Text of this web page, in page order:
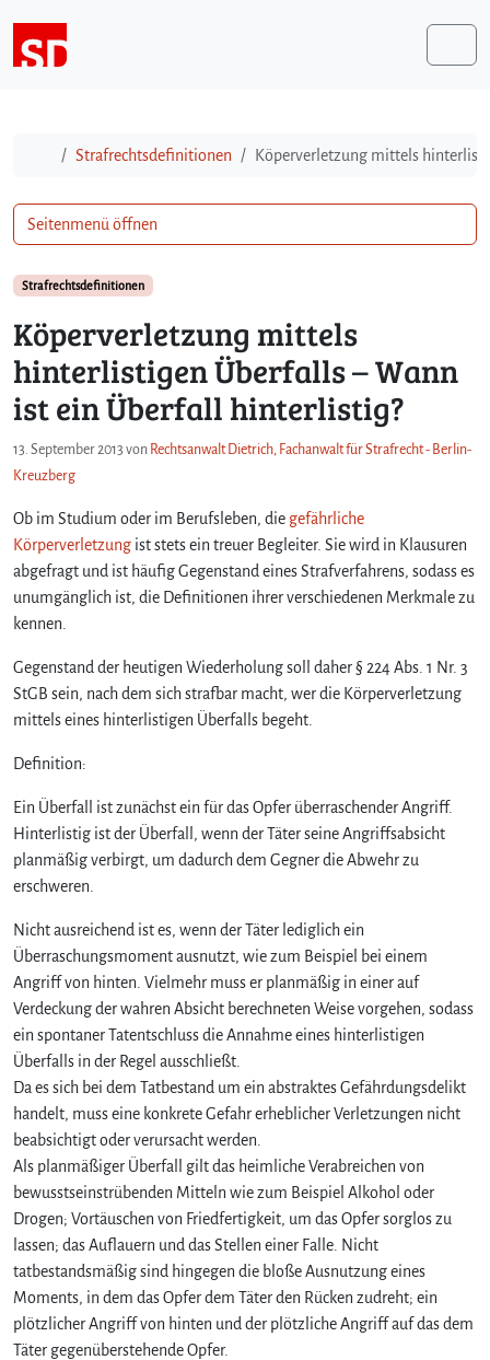
StartStrafrechtsdefinitionen Köperverletzung mittels
Strafrechtsdefinitionen
Köperverletzung mittels
hinterlistigen Überfalls – Wann
ist ein Überfall hinterlistig?
13. September 2013 von Rechtsanwalt Dietrich, Fachanwalt für Strafrecht - Berlin-
Kreuzberg
Ob im Studium oder im Berufsleben, die gefährliche
Körperverletzung ist stets ein treuer Begleiter. Sie wird in Klausuren
abgefragt und ist häufig Gegenstand eines Strafverfahrens, sodass es
unumgänglich ist, die Definitionen ihrer verschiedenen Merkmale zu
kennen.
Gegenstand der heutigen Wiederholung soll daher § 224 Abs. 1 Nr. 3
StGB sein, nach dem sich strafbar macht, wer die Körperverletzung
mittels eines hinterlistigen Überfalls begeht.
Definition:
Ein Überfall ist zunächst ein für das Opfer überraschender Angriff.
Hinterlistig ist der Überfall, wenn der Täter seine Angriffsabsicht
planmäßig verbirgt, um dadurch dem Gegner die Abwehr zu
erschweren.
Nicht ausreichend ist es, wenn der Täter lediglich ein
Überraschungsmoment ausnutzt, wie zum Beispiel bei einem
Angriff von hinten. Vielmehr muss er planmäßig in einer auf
Verdeckung der wahren Absicht berechneten Weise vorgehen, sodass
ein spontaner Tatentschluss die Annahme eines hinterlistigen
Überfalls in der Regel ausschließt.
Da es sich bei dem Tatbestand um ein abstraktes Gefährdungsdelikt
handelt, muss eine konkrete Gefahr erheblicher Verletzungen nicht
beabsichtigt oder verursacht werden.
Als planmäßiger Überfall gilt das heimliche Verabreichen von
bewusstseinstrübenden Mitteln wie zum Beispiel Alkohol oder
Drogen; Vortäuschen von Friedfertigkeit, um das Opfer sorglos zu
lassen; das Auflauern und das Stellen einer Falle. Nicht
tatbestandsmäßig sind hingegen die bloße Ausnutzung eines
Moments, in dem das Opfer dem Täter den Rücken zudreht; ein
plötzlicher Angriff von hinten und der plötzliche Angriff auf das dem
Täter gegenüberstehende Opfer.
Seitenmenü öffnen